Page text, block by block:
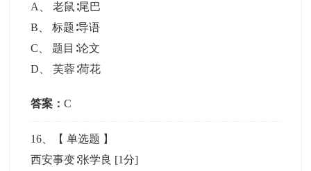
A
、老鼠∶尾巴
B 、标题∶导语
C 、题目∶论文
D 、芙蓉∶荷花
答案：C
16 、【单选题 】
西安事变∶张学良 [1分]